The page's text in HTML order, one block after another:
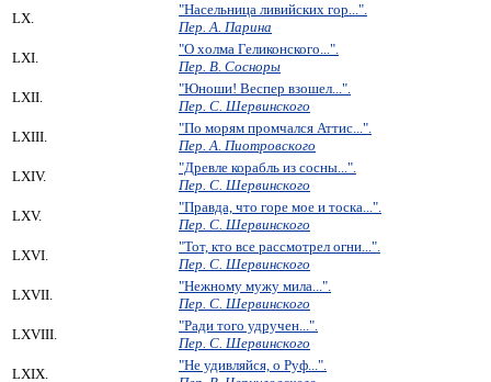
LX.
"Насельница ливийских гор...".
Пер. А. Парина
LXI.
"О холма Геликонского...".
Пер. В. Сосноры
LXII.
"Юноши! Веспер взошел...".
Пер. С. Шервинского
LXIII.
"По морям промчался Аттис...".
Пер. А. Пиотровского
LXIV.
"Древле корабль из сосны...".
Пер. С. Шервинского
LXV.
"Правда, что горе мое и тоска...".
Пер. С. Шервинского
LXVI.
"Тот, кто все рассмотрел огни...".
Пер. С. Шервинского
LXVII.
"Нежному мужу мила...".
Пер. С. Шервинского
LXVIII.
"Ради того удручен...".
Пер. С. Шервинского
LXIX.
"Не удивляйся, о Руф...".